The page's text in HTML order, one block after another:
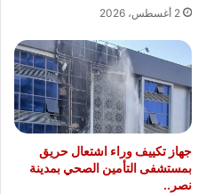
2 أغسطس، 2026
جهاز تكييف وراء اشتعال حريق
بمستشفى التأمين الصحي بمدينة
نصر..